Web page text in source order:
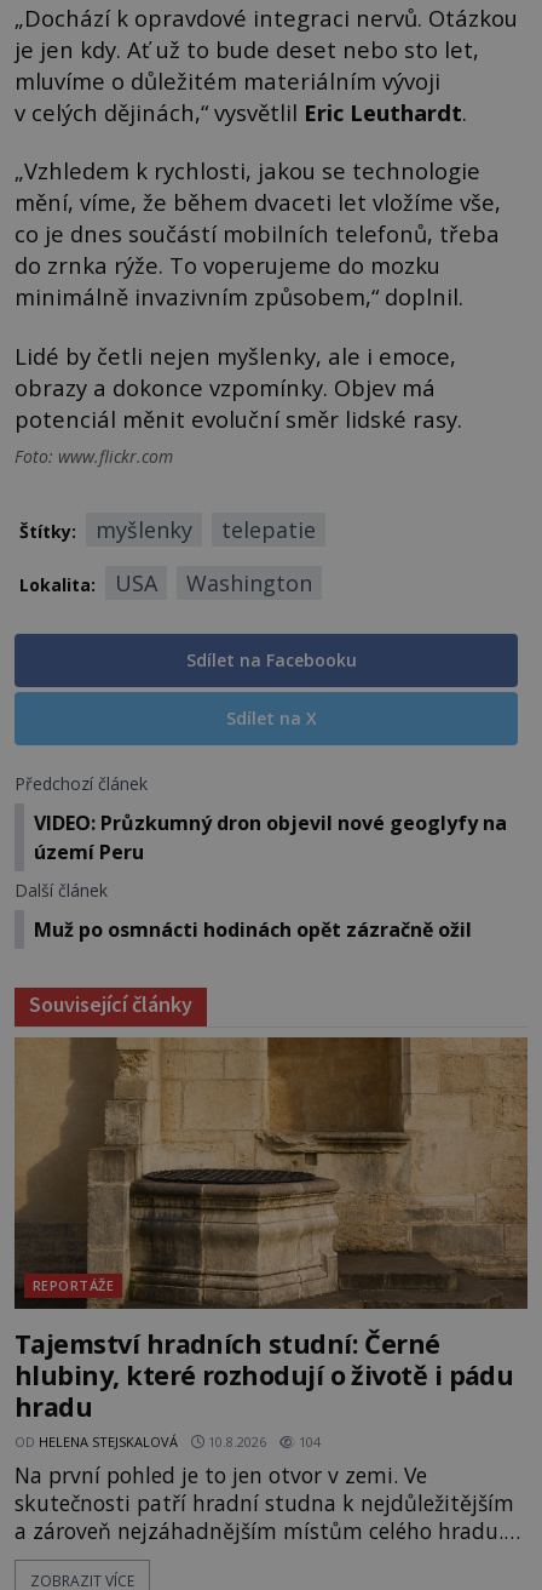
„Dochází k opravdové integraci nervů. Otázkou
je jen kdy. Ať už to bude deset nebo sto let,
mluvíme o důležitém materiálním vývoji
v celých dějinách,“ vysvětlil Eric Leuthardt.
„Vzhledem k rychlosti, jakou se technologie
mění, víme, že během dvaceti let vložíme vše,
co je dnes součástí mobilních telefonů, třeba
do zrnka rýže. To voperujeme do mozku
minimálně invazivním způsobem,“ doplnil.
Lidé by četli nejen myšlenky, ale i emoce,
obrazy a dokonce vzpomínky. Objev má
potenciál měnit evoluční směr lidské rasy.
Foto: www.flickr.com
Štítky: myšlenky telepatie
Lokalita: USA Washington
Sdílet na Facebooku
Sdílet na X
Předchozí článek
VIDEO: Průzkumný dron objevil nové geoglyfy na
území Peru
Další článek
Muž po osmnácti hodinách opět zázračně ožil
Související články
REPORTÁŽE
Tajemství hradních studní: Černé
hlubiny, které rozhodují o životě i pádu
hradu
OD HELENA STEJSKALOVÁ 10.8.2026 104
Na první pohled je to jen otvor v zemi. Ve
skutečnosti patří hradní studna k nejdůležitějším
a zároveň nejzáhadnějším místům celého hradu.
Bez vody se posádka dlouho neubrání, proto
ZOBRAZIT VÍCE